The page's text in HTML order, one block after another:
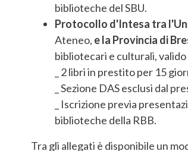
biblioteche del SBU.
Protocollo d'Intesa tra
Ateneo, e la Provincia di
bibliotecari e culturali,
_ 2 libri in prestito per 15
_ Sezione DAS esclusi dal
_ Iscrizione previa
biblioteche della RBB.
Tra gli allegati è disponibile un